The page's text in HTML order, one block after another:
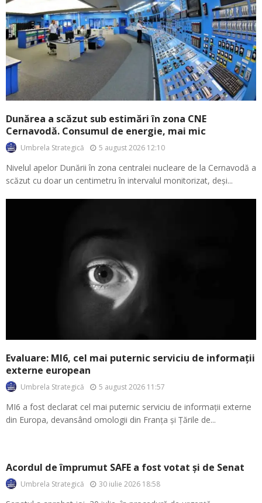
Dunărea a scăzut sub estimări în zona CNE
Cernavodă. Consumul de energie, mai mic
Umbrela Strategică 5 august 2026 12:10
Nivelul apelor Dunării în zona centralei nucleare de la Cernavodă a
scăzut cu doar un centimetru în intervalul monitorizat, deși...
Evaluare: MI6, cel mai puternic serviciu de informații
externe european
Umbrela Strategică 5 august 2026 11:57
MI6 a fost declarat cel mai puternic serviciu de informații externe
din Europa, devansând omologii din Franța și Țările de...
Acordul de împrumut SAFE a fost votat și de Senat
Umbrela Strategică 30 iulie 2026 18:58